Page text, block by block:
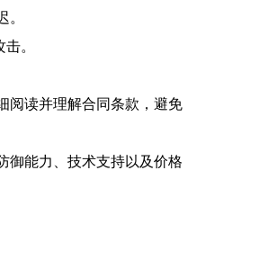
。
阅读并理解合同条款，避免
御能力、技术支持以及价格